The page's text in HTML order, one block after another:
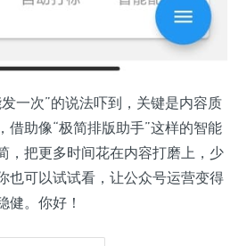
一次”的说法吓到，关键是内容质
借助像“极简排版助手”这样的智能
，把更多时间花在内容打磨上，少
也可以试试看，让公众号运营变得
健。你好！